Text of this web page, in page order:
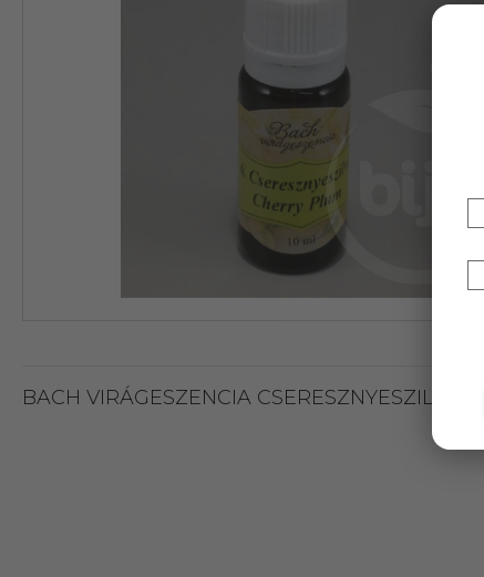
BACH VIRÁGESZENCIA CSERESZNYESZILVA